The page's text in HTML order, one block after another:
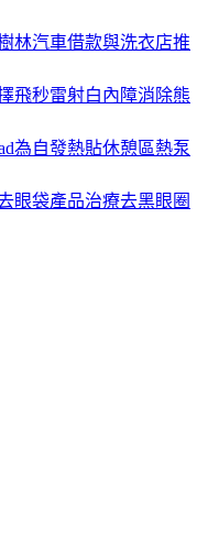
林汽車借款與洗衣店推
飛秒雷射白內障消除熊
為自發熱貼休憩區熱泵
眼袋產品治療去黑眼圈